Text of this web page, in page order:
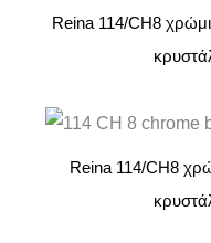
Reina 114/CH8
Reina 114/CH8